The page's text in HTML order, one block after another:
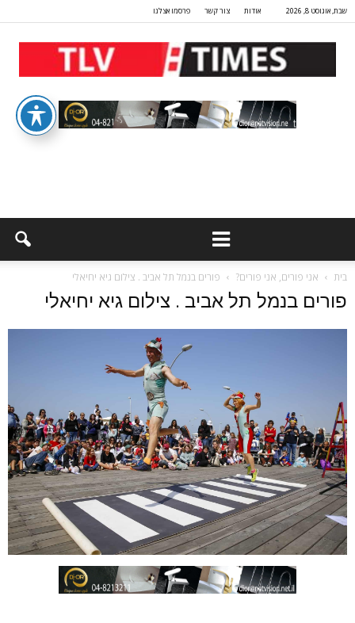
שבת, אוגוסט 8, 2026 אודות צור קשר פרסמו אצלנו
בית אני פורים, אני פורים? פורים בנמל תל אביב . צילום גיא יחיאלי
פורים בנמל תל אביב . צילום גיא יחיאלי